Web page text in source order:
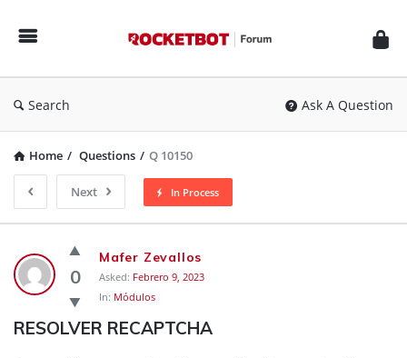
Forum
Search Ask A Question
Home / Questions / Q 10150
Next In Process
Rocketbot
Forum
Latest
Questions
0
Mafer Zevallos
Asked: Febrero 9, 2023
In: Módulos
RESOLVER RECAPTCHA